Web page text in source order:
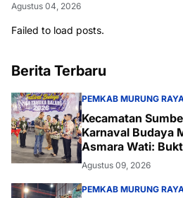
Agustus 04, 2026
Failed to load posts.
Berita Terbaru
PEMKAB MURUNG
Kecamatan
Karnaval Budaya
Asmara Wati:
Melestarikan
Agustus 09, 2026
PEMKAB MURUNG